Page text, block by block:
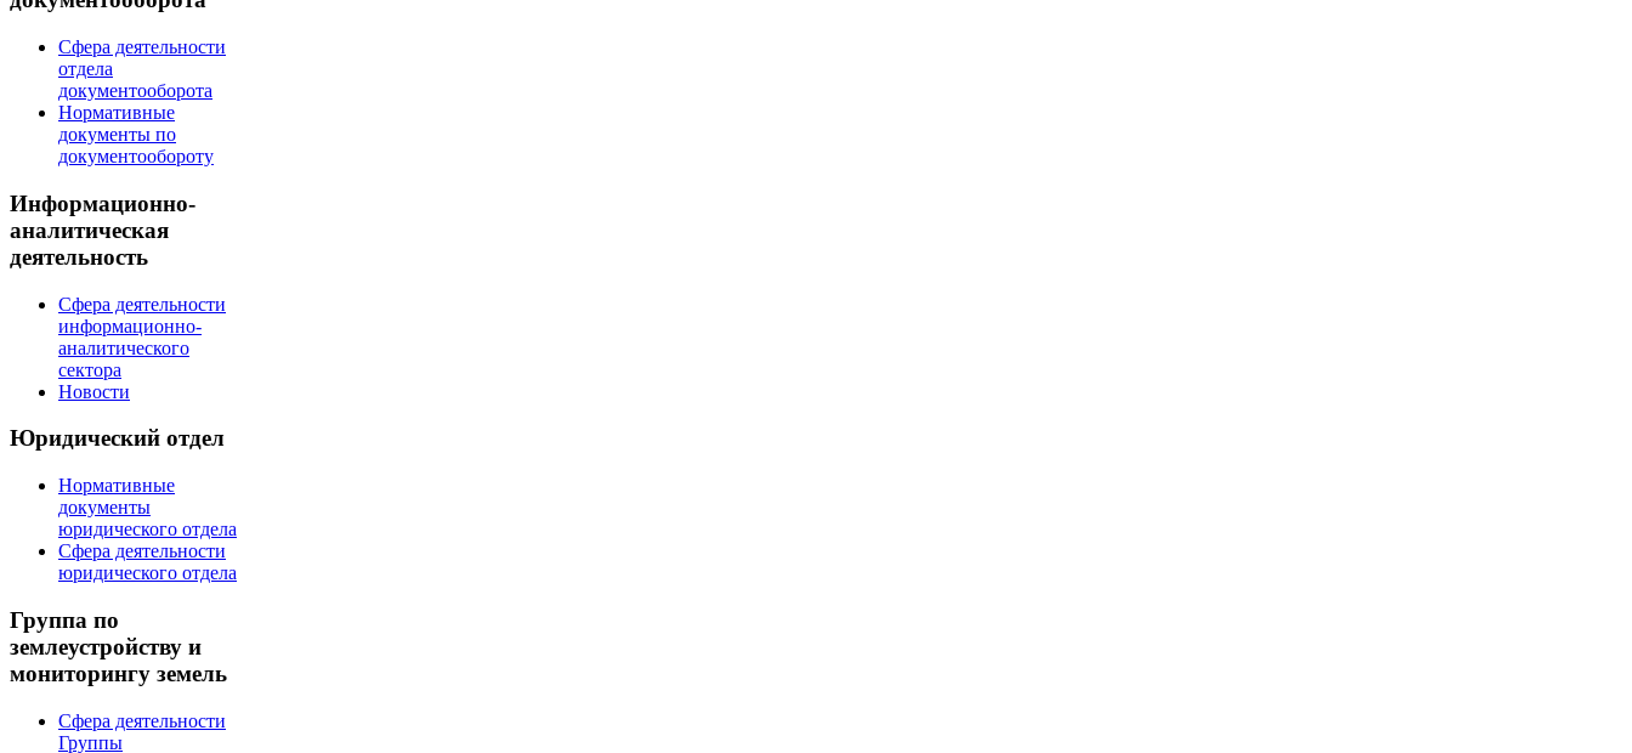
Сфера деятельности
отдела
документооборота
Нормативные
документы по
документообороту
Информационно-
аналитическая
деятельность
Сфера деятельности
информационно-
аналитического
сектора
Новости
Юридический отдел
Нормативные
документы
юридического отдела
Сфера деятельности
юридического отдела
Группа по
землеустройству и
мониторингу земель
Сфера деятельности
Группы